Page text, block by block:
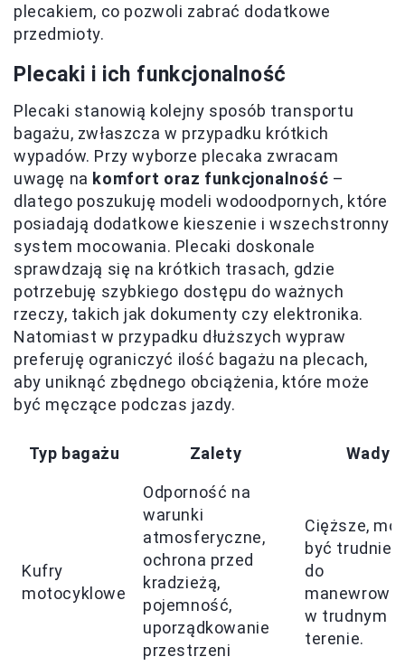
plecakiem, co pozwoli zabrać dodatkowe
przedmioty.
Plecaki i ich funkcjonalność
Plecaki stanowią kolejny sposób transportu
bagażu, zwłaszcza w przypadku krótkich
wypadów. Przy wyborze plecaka zwracam
uwagę na komfort oraz funkcjonalność –
dlatego poszukuję modeli wodoodpornych, które
posiadają dodatkowe kieszenie i wszechstronny
system mocowania. Plecaki doskonale
sprawdzają się na krótkich trasach, gdzie
potrzebuję szybkiego dostępu do ważnych
rzeczy, takich jak dokumenty czy elektronika.
Natomiast w przypadku dłuższych wypraw
preferuję ograniczyć ilość bagażu na plecach,
aby uniknąć zbędnego obciążenia, które może
być męczące podczas jazdy.
Typ bagażu Zalety Wady
Kufry
motocyklowe
Odporność na
warunki
atmosferyczne,
ochrona przed
kradzieżą,
pojemność,
uporządkowanie
przestrzeni
Cięższe,
być
do
w trudnym
terenie.